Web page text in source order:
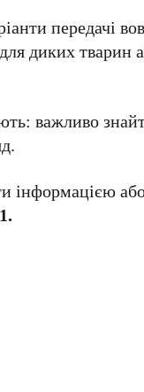
передачі
диких тварин
важливо
інформацією